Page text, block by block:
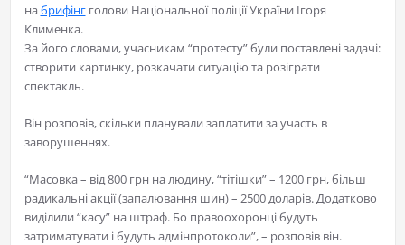
набрифінгголови Національної поліції України Ігоря
Клименка.
За його словами, учасникам “протесту” були поставлені задачі:
створити картинку, розкачати ситуацію та розіграти
спектакль.
Він розповів, скільки планували заплатити за участь в
заворушеннях.
“Масовка – від 800 грн на людину, “тітішки” – 1200 грн, більш
радикальні акції (запалювання шин) – 2500 доларів. Додатково
виділили “касу” на штраф. Бо правоохоронці будуть
затриматувати і будуть адмінпротоколи”, – розповів він.